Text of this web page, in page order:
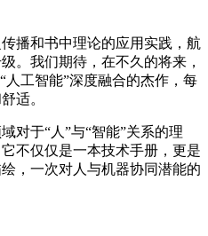
播和书中理论的应用实践，航
。我们期待，在不久的将来，
人工智能”深度融合的杰作，每
适。
对于“人”与“智能”关系的理
不仅仅是一本技术手册，更是
，一次对人与机器协同潜能的